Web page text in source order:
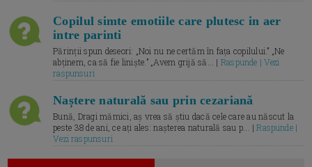
Copilul simte emotiile care plutesc in aer
intre parinti
Părinții spun deseori: „Noi nu ne certăm în fața copilului.” „Ne
abținem, ca să fie liniște.” „Avem grijă să... | Raspunde | Vezi
raspunsuri
Naștere naturală sau prin cezariană
Bună, Dragi mămici, aș vrea să știu dacă cele care au născut la
peste 38 de ani, ce ați ales: nașterea naturală sau p... |Raspunde |
Vezi raspunsuri